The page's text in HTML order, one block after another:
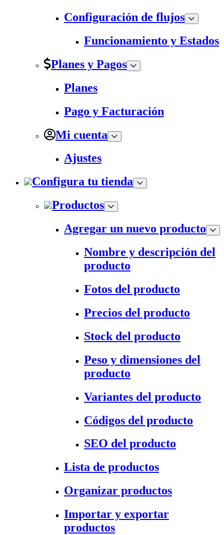
Configuración de flujos
Funcionamiento y Estados
Planes y Pagos
Planes
Pago y Facturación
Mi cuenta
Ajustes
Configura tu tienda
Productos
Agregar un nuevo producto
Nombre y descripción del
producto
Fotos del producto
Precios del producto
Stock del producto
Peso y dimensiones del
producto
Variantes del producto
Códigos del producto
SEO del producto
Lista de productos
Organizar productos
Importar y exportar
productos